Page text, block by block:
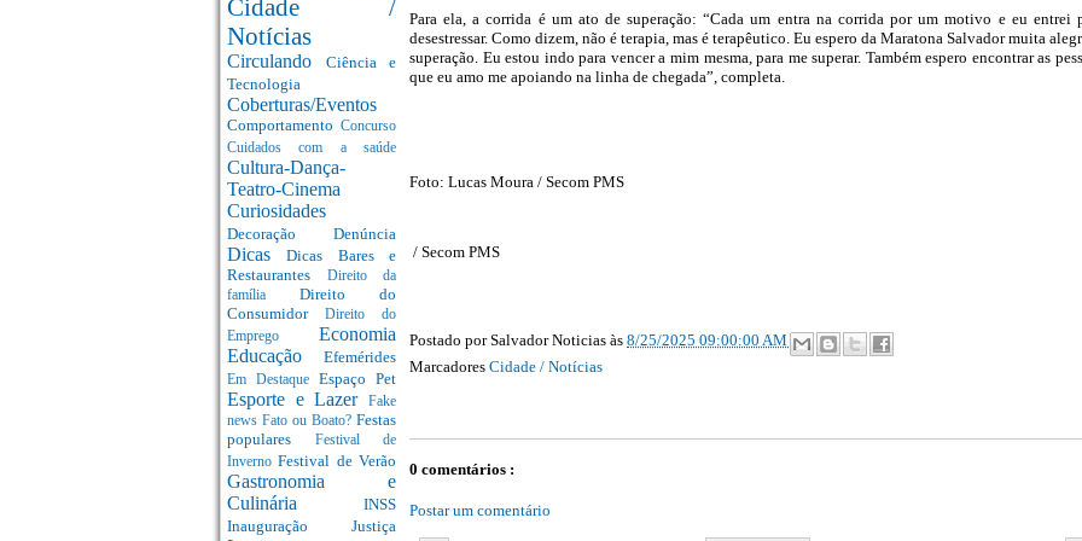
Cidade /
Notícias
Circulando Ciência e
Tecnologia
Coberturas/Eventos
Comportamento Concurso
Cuidados com a saúde
Cultura-Dança-
Teatro-Cinema
Curiosidades
Decoração Denúncia
DicasDicas Bares e
Restaurantes
Direito da
família Direito do
Consumidor Direito do
Emprego Economia
Educação Efemérides
Em Destaque Espaço Pet
Esporte e Lazer
Fake
news Fato ou Boato? Festas
populares
Festival de
InvernoFestival de Verão
Gastronomia e
Culinária INSS
Inauguração Justiça
Para ela, a corrida é um ato de superação: “Cada um entra na corrida por um motivo e eu entrei
desestressar. Como dizem, não é terapia, mas é terapêutico. Eu espero da Maratona Salvador muita
superação. Eu estou indo para vencer a mim mesma, para me superar. Também espero encontrar as
que eu amo me apoiando na linha de chegada”, completa.
Foto: Lucas Moura / Secom PMS
/ Secom PMS
Postado porSalvador Noticias às 8/25/2025 09:00:00 AM
Marcadores Cidade / Notícias
0 comentários :
Postar um comentário